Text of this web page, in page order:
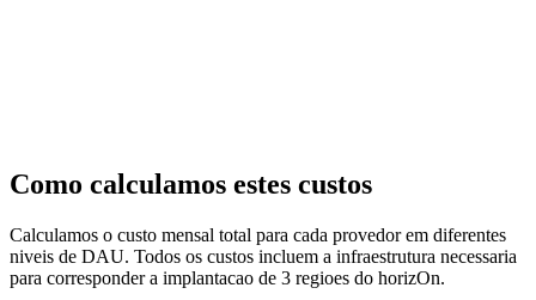
Como calculamos estes custos
Calculamos o custo mensal total para cada provedor em diferentes
niveis de DAU. Todos os custos incluem a infraestrutura necessaria
para corresponder a implantacao de 3 regioes do horizOn.